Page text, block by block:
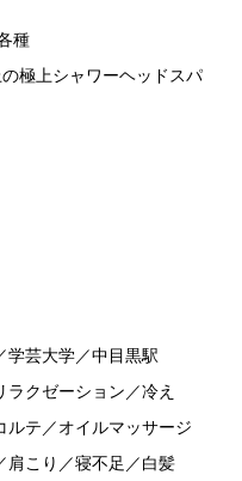
種
極上シャワーヘッドスパ
学芸大学／中目黒駅
クゼーション／冷え
ルテ／オイルマッサージ
肩こり／寝不足／白髪